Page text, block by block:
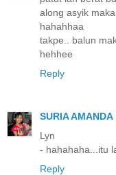
along asyik
hahahhaa
takpe.. balun
hehhee
Reply
SURIA AMANDA
Lyn
- hahahaha...itu
Reply